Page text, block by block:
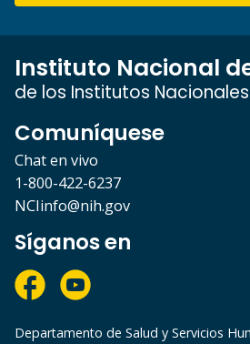
Instituto Nacional
de los Institutos
Comuníquese
Chat en vivo
1-800-422-6237
NCIinfo@nih.gov
Síganos en
Departamento de Salud y Servicios